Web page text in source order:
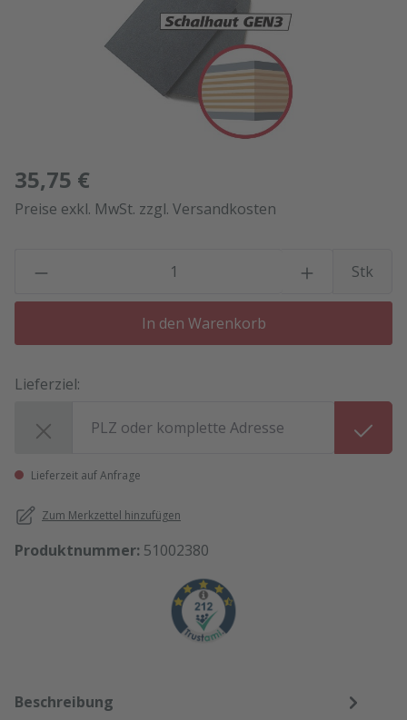
35,75 €
Preise exkl. MwSt. zzgl. Versandkosten
Stk
In den Warenkorb
Lieferziel:
Lieferzeit auf Anfrage
Zum Merkzettel hinzufügen
Produktnummer: 51002380
Beschreibung